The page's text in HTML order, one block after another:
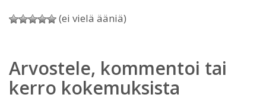
(ei vielä ääniä)
Arvostele, kommentoi tai
kerro kokemuksista